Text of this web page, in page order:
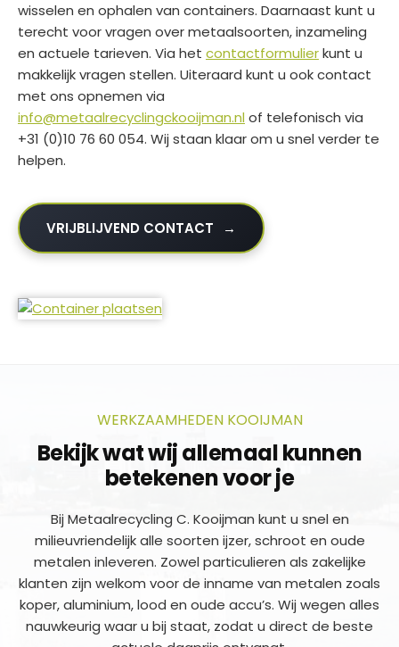
wisselen en ophalen van containers. Daarnaast kunt u
terecht voor vragen over metaalsoorten, inzameling
en actuele tarieven. Via het contactformulierkunt u
makkelijk vragen stellen. Uiteraard kunt u ook contact
met ons opnemen via
info@metaalrecyclingckooijman.nl of telefonisch via
+31 (0)10 76 60 054. Wij staan klaar om u snel verder te
helpen.
VRIJBLIJVEND CONTACT
WERKZAAMHEDEN KOOIJMAN
Bekijk wat wij allemaal kunnen
betekenen voor je
Bij Metaalrecycling C. Kooijman kunt u snel en
milieuvriendelijk alle soorten ijzer, schroot en oude
metalen inleveren. Zowel particulieren als zakelijke
klanten zijn welkom voor de inname van metalen zoals
koper, aluminium, lood en oude accu’s. Wij wegen alles
nauwkeurig waar u bij staat, zodat u direct de beste